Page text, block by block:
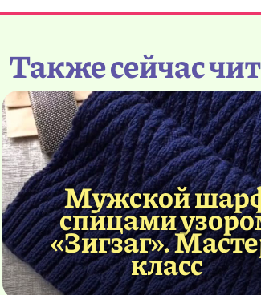
Также сейчас
Мужской
спицами
«Зигзаг».
класс